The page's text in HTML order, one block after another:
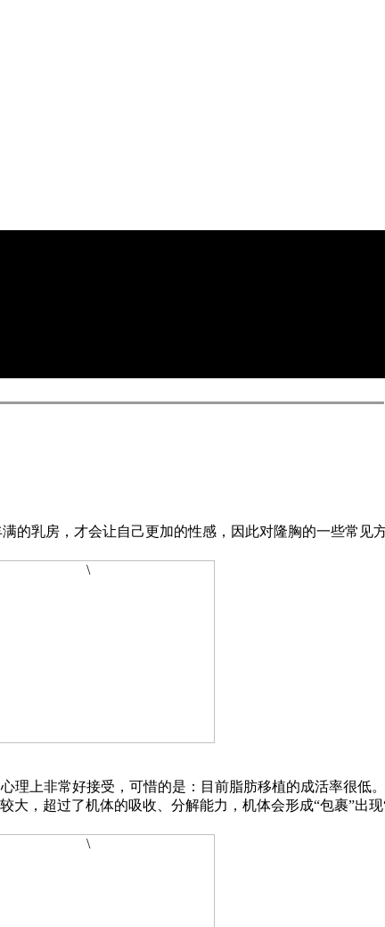
乳房，才会让自己更加的性感，因此对隆胸的一些常见
上非常好接受，可惜的是：目前脂肪移植的成活率很低
，超过了机体的吸收、分解能力，机体会形成“包裹”出